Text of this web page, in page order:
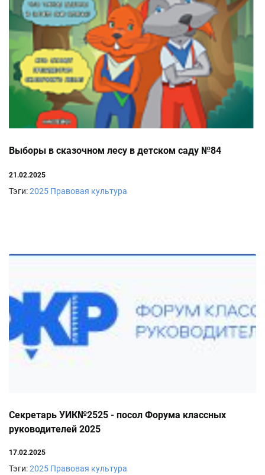
Выборы в сказочном лесу в детском саду №84
21.02.2025
Тэги:2025 Правовая культура
Секретарь УИК№2525 - посол Форума классных
руководителей 2025
17.02.2025
Тэги:2025 Правовая культура